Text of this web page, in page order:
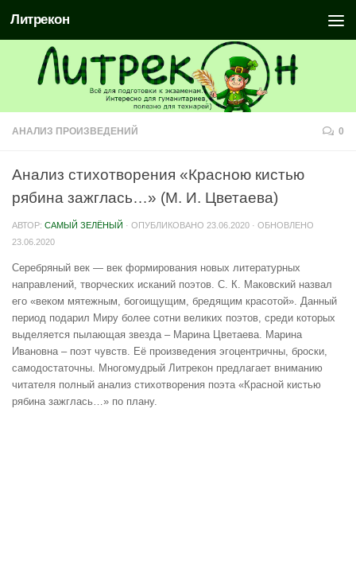
Литрекон
АНАЛИЗ ПРОИЗВЕДЕНИЙ 0
Анализ стихотворения «Красною кистью
рябина зажглась…» (М. И. Цветаева)
АВТОР: САМЫЙ ЗЕЛЁНЫЙ · ОПУБЛИКОВАНО 23.06.2020 · ОБНОВЛЕНО
23.06.2020
Серебряный век — век формирования новых литературных
направлений, творческих исканий поэтов. С. К. Маковский назвал
его «веком мятежным, богоищущим, бредящим красотой». Данный
период подарил Миру более сотни великих поэтов, среди которых
выделяется пылающая звезда – Марина Цветаева. Марина
Ивановна – поэт чувств. Её произведения эгоцентричны, броски,
самодостаточны. Многомудрый Литрекон предлагает вниманию
читателя полный анализ стихотворения поэта «Красной кистью
рябина зажглась…» по плану.